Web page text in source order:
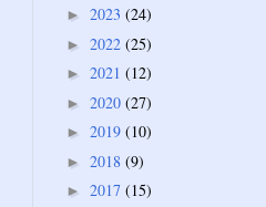
► 2023 (24)
► 2022 (25)
► 2021 (12)
► 2020 (27)
► 2019 (10)
► 2018 (9)
► 2017 (15)